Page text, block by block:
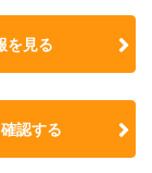
を見る
認する